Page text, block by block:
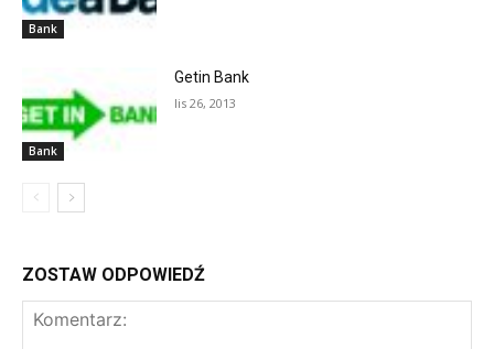
Bank
Bank
Getin Bank
lis 26, 2013
ZOSTAW ODPOWIEDŹ